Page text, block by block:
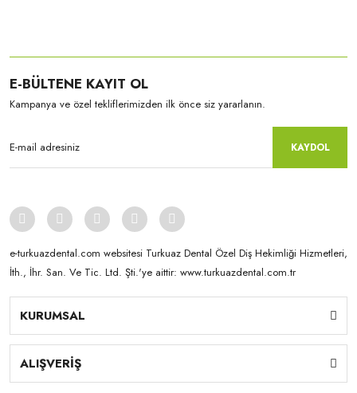
New Ace & Naperce - O2 Formu - (1 Kutu = 4 Takım) NW0.5
E-BÜLTENE KAYIT OL
Kampanya ve özel tekliflerimizden ilk önce siz yararlanın.
KAYDOL
e-turkuazdental.com websitesi Turkuaz Dental Özel Diş Hekimliği Hizmetleri,
İth., İhr. San. Ve Tic. Ltd. Şti.'ye aittir: www.turkuazdental.com.tr
KURUMSAL
ALIŞVERİŞ